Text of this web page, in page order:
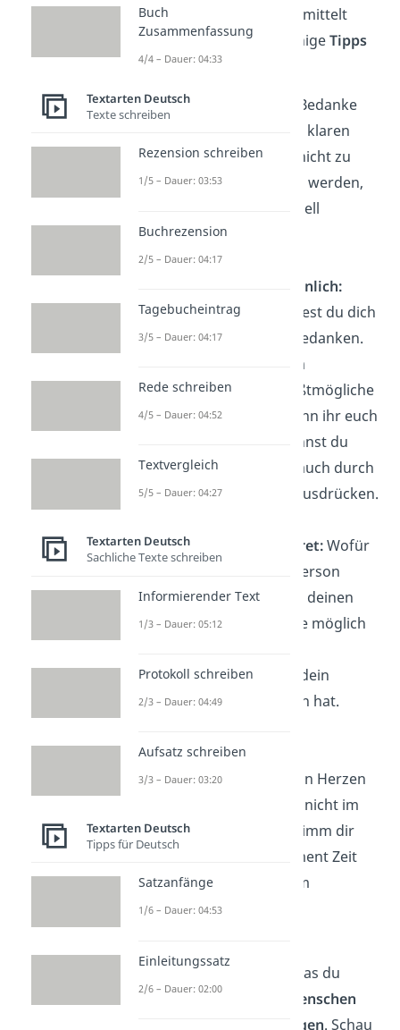
und Weise, wie sie übermittelt
wird. Hier haben wir einigeTipps
für dich:
Bleib authentisch:
Bedanke
dich ehrlich und mit klaren
Worten. Versuche, nicht zu
überschwänglich zu werden,
denn das kann schnell
aufgesetzt wirken.
Bedanke dich persönlich:
Wenn möglich, solltest du dich
immer persönlich bedanken.
So zeigst du deinem
Gegenüber die größtmögliche
Wertschätzung. Wenn ihr euch
persönlich seht, kannst du
deine Dankbarkeit auch durch
Mimik und Gestik
ausdrücken.
Bedanke dich konkret:Wofür
genau bist du der Person
dankbar? Versuche, deinen
Dank so konkret wie möglich
beschreibe, wie dir dein
Gegenüber geholfen hat.
Nimm dir Zeit:
Dankeschön, das von Herzen
kommt, sprichst du nicht im
Vorbeigehen aus. Nimm dir
bewusst einen Moment Zeit
und schenke deinem
Gegenüber volle
Super! Jetzt weißt du, was du
beachten musst, um
Menschen
zu sagen. Schau
Buch
Zusammenfassung
4/4 – Dauer: 04:33
Textarten Deutsch
Texte schreiben
Rezension schreiben
1/5 – Dauer: 03:53
Buchrezension
2/5 – Dauer: 04:17
Tagebucheintrag
3/5 – Dauer: 04:17
Rede schreiben
4/5 – Dauer: 04:52
Textvergleich
5/5 – Dauer: 04:27
Textarten Deutsch
Sachliche Texte schreiben
Informierender Text
1/3 – Dauer: 05:12
Protokoll schreiben
2/3 – Dauer: 04:49
Aufsatz schreiben
3/3 – Dauer: 03:20
Textarten Deutsch
Tipps für Deutsch
Satzanfänge
1/6 – Dauer: 04:53
Einleitungssatz
2/6 – Dauer: 02:00